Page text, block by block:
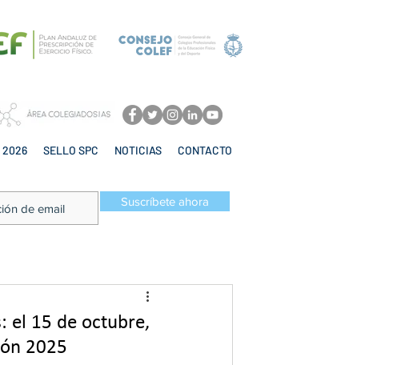
2026 SELLO SPC NOTICIAS CONTACTO
Suscríbete ahora
el 15 de octubre,
2025